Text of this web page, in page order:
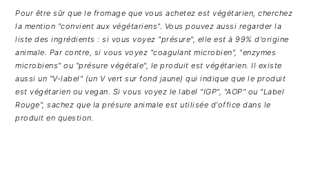
Pour être sûr que le fromage que vous achetez est végétarien, cherchez
la mention "convient aux végétariens". Vous pouvez aussi regarder la
liste des ingrédients : si vous voyez "présure", elle est à 99% d'origine
animale. Par contre, si vous voyez "coagulant microbien", "enzymes
microbiens" ou "présure végétale", le produit est végétarien. Il existe
aussi un "V-label" (un V vert sur fond jaune) qui indique que le produit
est végétarien ou vegan. Si vous voyez le label "IGP", "AOP" ou "Label
Rouge", sachez que la présure animale est utilisée d'office dans le
produit en question.